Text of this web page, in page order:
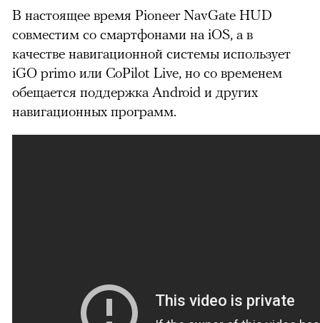
В настоящее время Pioneer NavGate HUD
совместим со смартфонами на iOS, а в
качестве навигационной системы использует
iGO primo или CoPilot Live, но со временем
обещается поддержка Android и других
навигационных программ.